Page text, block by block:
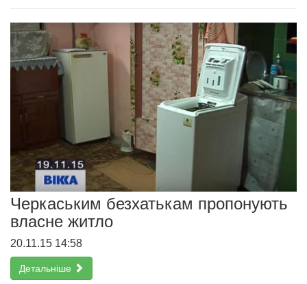
Черкаським безхатькам пропонують
власне житло
20.11.15 14:58
Детальніше